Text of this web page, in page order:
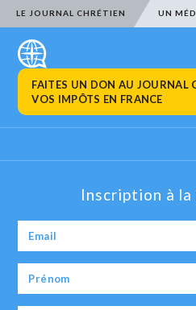
LE JOURNAL CHRÉTIEN UN
FAITES UN DON AU JOURNAL
VOS IMPÔTS EN FRANCE
Inscription à